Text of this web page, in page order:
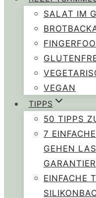
SALAT IM
VEGAN
TIPPS
50 TIPPS
7
GEHEN
EINFACHE